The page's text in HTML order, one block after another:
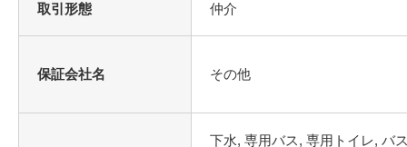
取引形態 仲介
保証会社名 その他